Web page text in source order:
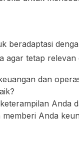
beradaptasi
agar tetap relevan
dan
Anda
Anda